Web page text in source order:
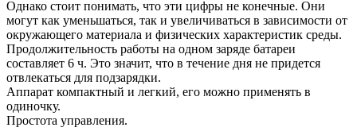
Однако стоит понимать, что эти цифры не конечные. Они
могут как уменьшаться, так и увеличиваться в зависимости от
окружающего материала и физических характеристик среды.
Продолжительность работы на одном заряде батареи
составляет 6 ч. Это значит, что в течение дня не придется
отвлекаться для подзарядки.
Аппарат компактный и легкий, его можно применять в
одиночку.
Простота управления.